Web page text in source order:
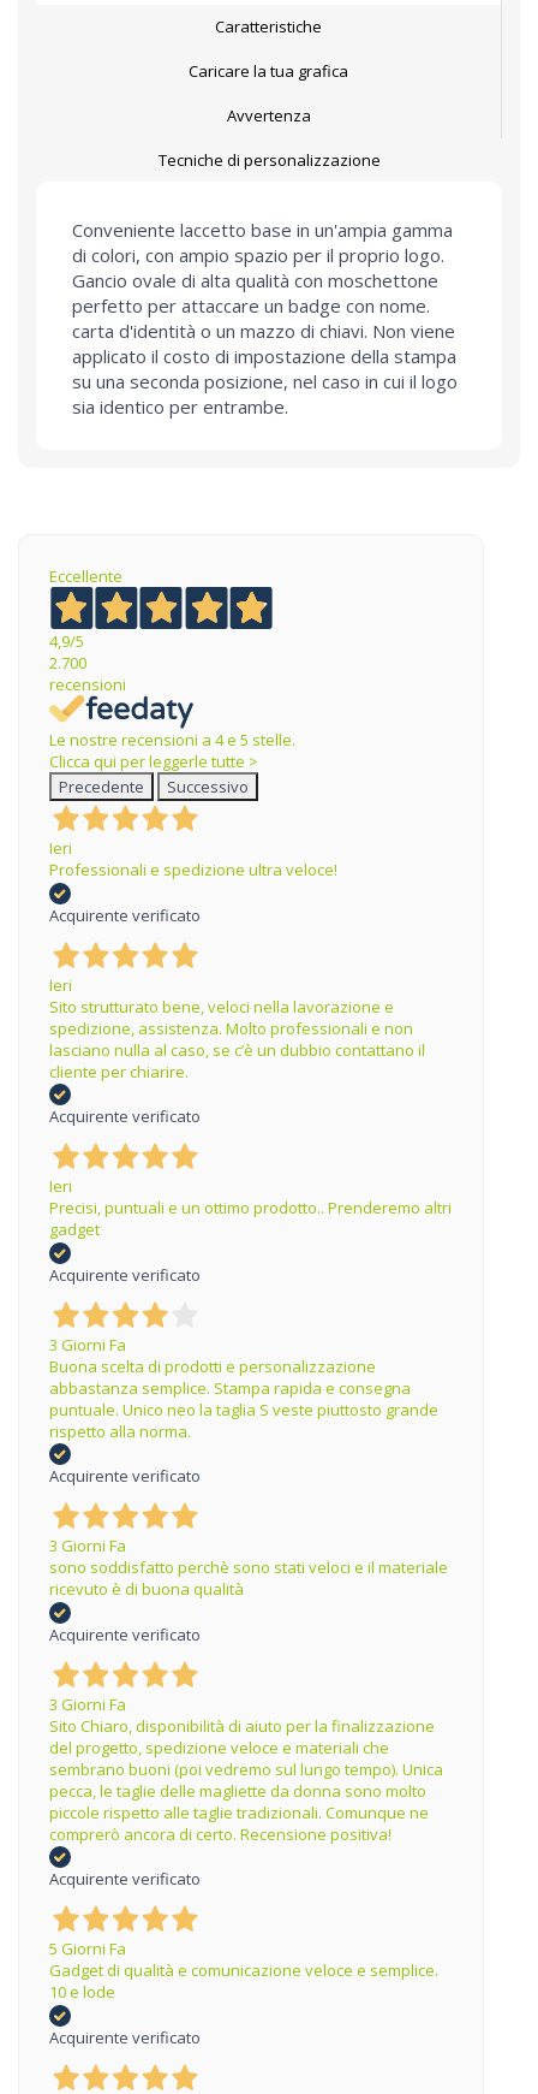
Caratteristiche
Caricare la tua grafica
Avvertenza
Tecniche di personalizzazione
Conveniente laccetto base in un'ampia gamma
di colori, con ampio spazio per il proprio logo.
Gancio ovale di alta qualità con moschettone
perfetto per attaccare un badge con nome.
carta d'identità o un mazzo di chiavi. Non viene
applicato il costo di impostazione della stampa
su una seconda posizione, nel caso in cui il logo
sia identico per entrambe.
Eccellente
4,9/5
2.700
recensioni
Le nostre recensioni a 4 e 5 stelle.
Clicca qui per leggerle tutte >
Precedente
Successivo
Ieri
Professionali e spedizione ultra veloce!
Acquirente verificato
Ieri
Sito strutturato bene, veloci nella lavorazione e
spedizione, assistenza. Molto professionali e non
lasciano nulla al caso, se c’è un dubbio contattano il
cliente per chiarire.
Acquirente verificato
Ieri
Precisi, puntuali e un ottimo prodotto.. Prenderemo altri
gadget
Acquirente verificato
3 Giorni Fa
Buona scelta di prodotti e personalizzazione
abbastanza semplice. Stampa rapida e consegna
puntuale. Unico neo la taglia S veste piuttosto grande
rispetto alla norma.
Acquirente verificato
3 Giorni Fa
sono soddisfatto perchè sono stati veloci e il materiale
ricevuto è di buona qualità
Acquirente verificato
3 Giorni Fa
Sito Chiaro, disponibilità di aiuto per la finalizzazione
del progetto, spedizione veloce e materiali che
sembrano buoni (poi vedremo sul lungo tempo). Unica
pecca, le taglie delle magliette da donna sono molto
piccole rispetto alle taglie tradizionali. Comunque ne
comprerò ancora di certo. Recensione positiva!
Acquirente verificato
5 Giorni Fa
Gadget di qualità e comunicazione veloce e semplice.
10 e lode
Acquirente verificato